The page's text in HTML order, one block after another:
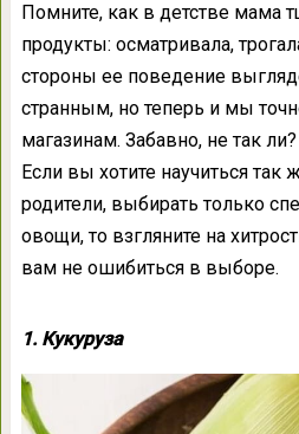
Помните, как в детстве мама
продукты: осматривала,
стороны ее поведение
странным, но теперь и мы
магазинам. Забавно, не так ли?
Если вы хотите научиться так
родители, выбирать только
овощи, то взгляните на
вам не ошибиться в выборе.
1. Кукуруза